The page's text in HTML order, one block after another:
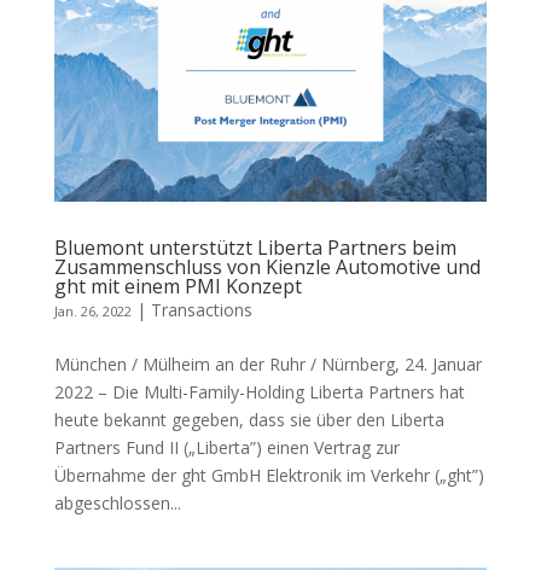
Bluemont unterstützt Liberta Partners beim
Zusammenschluss von Kienzle Automotive und
ght mit einem PMI Konzept
Jan. 26, 2022 | Transactions
München / Mülheim an der Ruhr / Nürnberg, 24. Januar
2022 – Die Multi-Family-Holding Liberta Partners hat
heute bekannt gegeben, dass sie über den Liberta
Partners Fund II („Liberta”) einen Vertrag zur
Übernahme der ght GmbH Elektronik im Verkehr („ght”)
abgeschlossen...